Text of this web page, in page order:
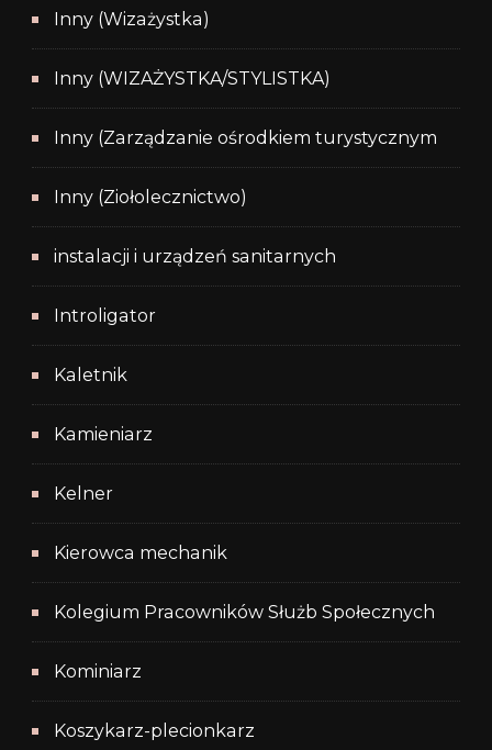
Inny (Wizażystka)
Inny (WIZAŻYSTKA/STYLISTKA)
Inny (Zarządzanie ośrodkiem turystycznym
Inny (Ziołolecznictwo)
instalacji i urządzeń sanitarnych
Introligator
Kaletnik
Kamieniarz
Kelner
Kierowca mechanik
Kolegium Pracowników Służb Społecznych
Kominiarz
Koszykarz-plecionkarz